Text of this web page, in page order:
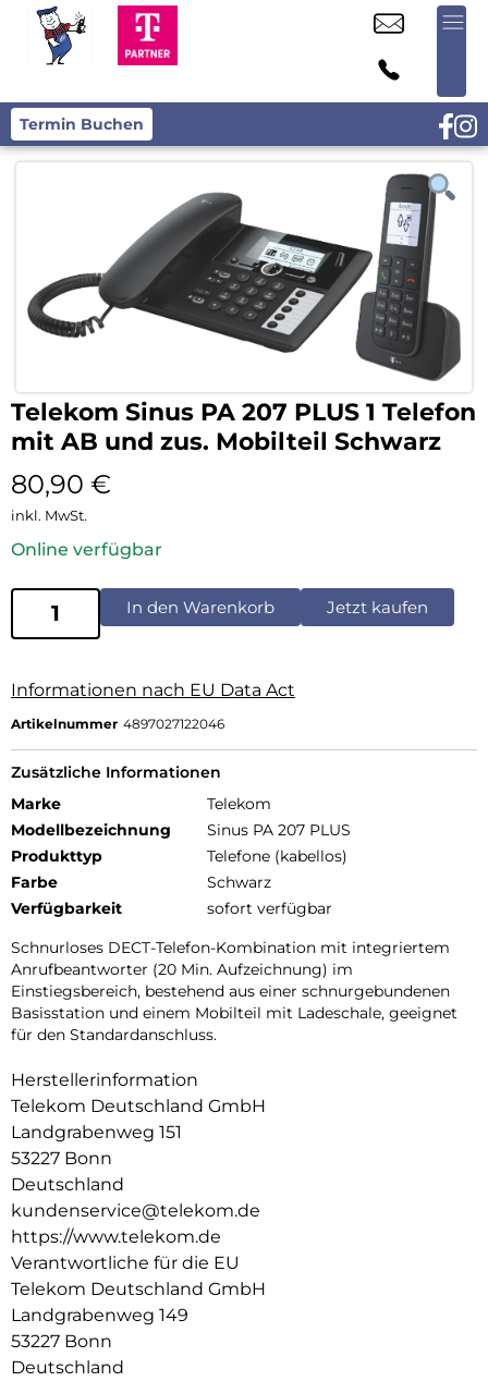
Termin Buchen
Telekom Sinus PA 207 PLUS 1 Telefon
mit AB und zus. Mobilteil Schwarz
80,90 €
inkl. MwSt.
Online verfügbar
In den Warenkorb Jetzt kaufen
Informationen nach EU Data Act
Artikelnummer 4897027122046
Zusätzliche Informationen
Marke
Telekom
Modellbezeichnung
Sinus PA 207 PLUS
Produkttyp
Telefone (kabellos)
Farbe
Schwarz
Verfügbarkeit
sofort verfügbar
Schnurloses DECT-Telefon-Kombination mit integriertem
Anrufbeantworter (20 Min. Aufzeichnung) im
Einstiegsbereich, bestehend aus einer schnurgebundenen
Basisstation und einem Mobilteil mit Ladeschale, geeignet
für den Standardanschluss.
Herstellerinformation
Telekom Deutschland GmbH
Landgrabenweg 151
53227 Bonn
Deutschland
kundenservice@telekom.de
https://www.telekom.de
Verantwortliche für die EU
Telekom Deutschland GmbH
Landgrabenweg 149
53227 Bonn
Deutschland